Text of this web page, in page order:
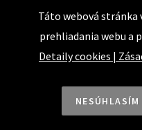
Cena Ernesta Valka
Študentská esej
Deň daňového odbremenenia
Táto webová stránka
prehliadania webu a
Detaily cookies |
NESÚHLASÍM